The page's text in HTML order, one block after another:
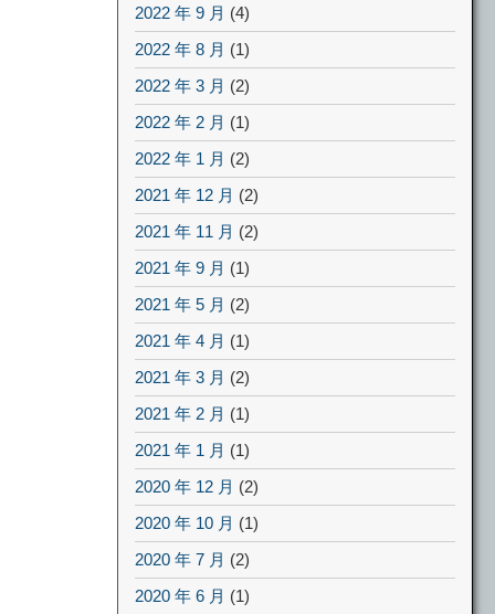
2022 年 9 月 (4)
2022 年 8 月 (1)
2022 年 3 月 (2)
2022 年 2 月 (1)
2022 年 1 月 (2)
2021 年 12 月 (2)
2021 年 11 月 (2)
2021 年 9 月 (1)
2021 年 5 月 (2)
2021 年 4 月 (1)
2021 年 3 月 (2)
2021 年 2 月 (1)
2021 年 1 月 (1)
2020 年 12 月 (2)
2020 年 10 月 (1)
2020 年 7 月 (2)
2020 年 6 月 (1)